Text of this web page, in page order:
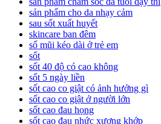
sản phẩm cho da nhạy cảm
sau sốt xuất huyết
skincare ban đêm
sổ mũi kéo dài ở trẻ em
sốt
sốt 40 độ có cao không
sốt 5 ngày liền
sốt cao co giật có ảnh hưởng gì
sốt cao co giật ở người lớn
sốt cao đau họng
sốt cao đau nhức xương khớp